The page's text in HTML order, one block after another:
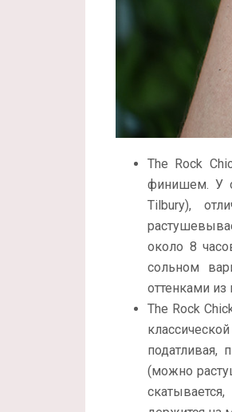
The Rock
финишем. У
Tilbury),
около 8
сольном
оттенками из
The Rock
податливая,
(можно